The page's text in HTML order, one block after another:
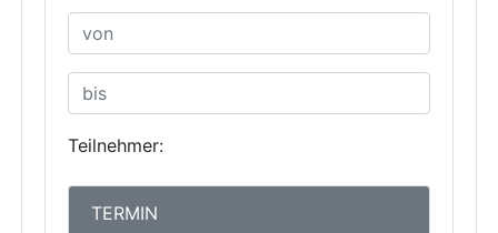
Teilnehmer:
TERMIN